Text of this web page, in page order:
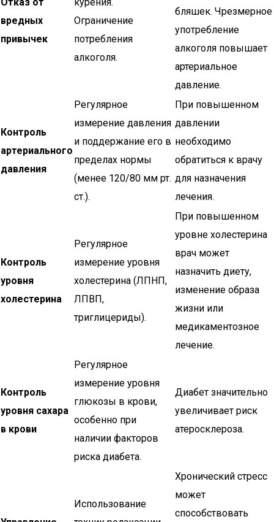
вредных
привычек
Ограничение
потребления
алкоголя.
бляшек. Чрезмерное
употребление
алкоголя повышает
артериальное
давление.
Контроль
артериального
давления
Регулярное
измерение давления
и поддержание его в
пределах нормы
(менее 120/80 мм рт.
ст.).
При повышенном
давлении
необходимо
обратиться к врачу
для назначения
лечения.
Контроль
уровня
холестерина
Регулярное
измерение уровня
холестерина (ЛПНП,
ЛПВП,
триглицериды).
При повышенном
уровне холестерина
врач может
назначить диету,
изменение образа
жизни или
медикаментозное
лечение.
Контроль
уровня сахара
в крови
Регулярное
измерение уровня
глюкозы в крови,
особенно при
наличии факторов
риска диабета.
Диабет значительно
увеличивает риск
атеросклероза.
Использование
Хронический стресс
может
способствовать